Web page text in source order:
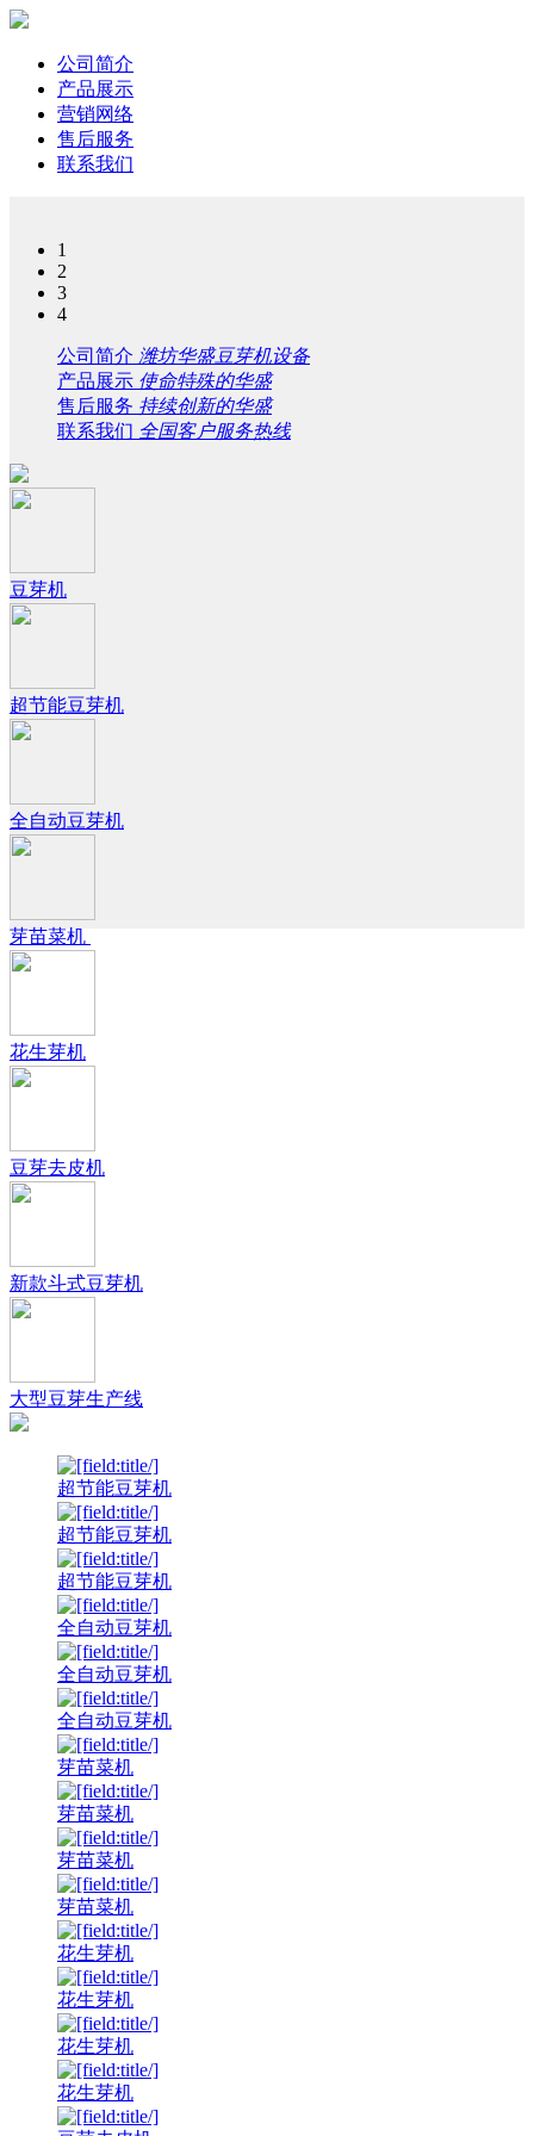
公司简介
产品展示
营销网络
售后服务
联系我们
1
2
3
4
公司简介 潍坊华盛豆芽机设备
产品展示 使命特殊的华盛
售后服务 持续创新的华盛
联系我们 全国客户服务热线
豆芽机
超节能豆芽机
全自动豆芽机
芽苗菜机
花生芽机
豆芽去皮机
新款斗式豆芽机
大型豆芽生产线
超节能豆芽机
超节能豆芽机
超节能豆芽机
全自动豆芽机
全自动豆芽机
全自动豆芽机
芽苗菜机
芽苗菜机
芽苗菜机
芽苗菜机
花生芽机
花生芽机
花生芽机
花生芽机